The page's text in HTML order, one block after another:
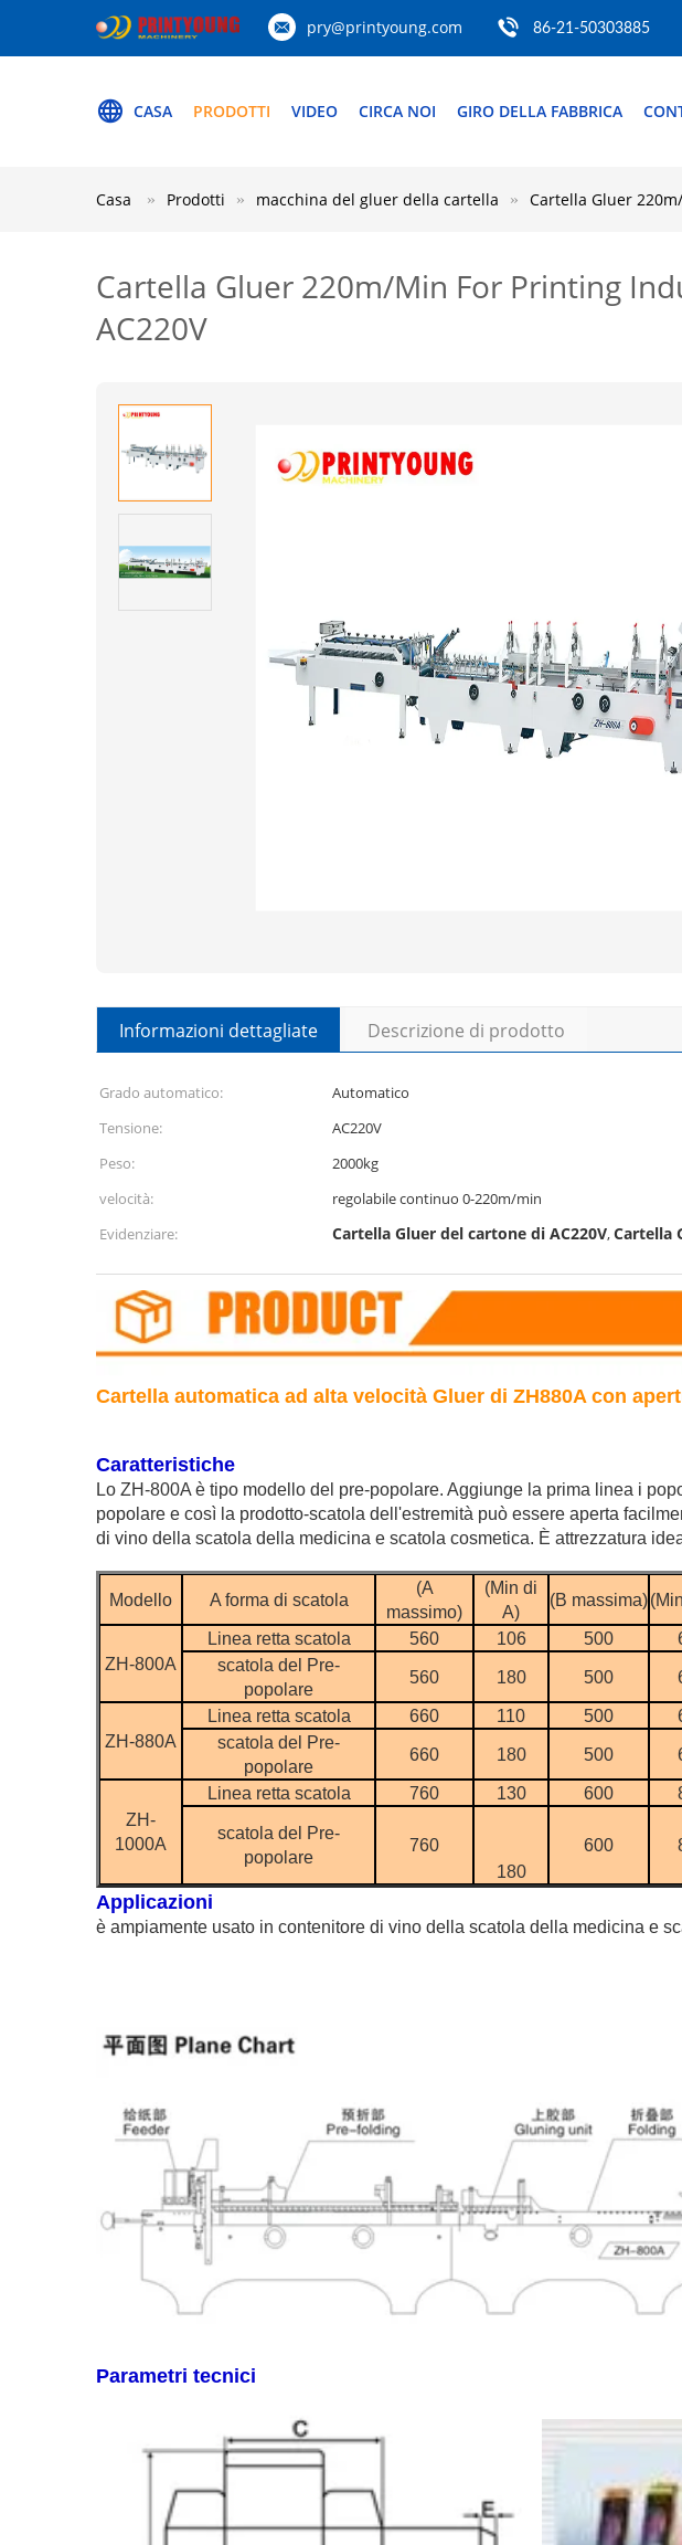
pry@printyoung.com 86-21-50303885
CASA PRODOTTI VIDEO CIRCA NOI GIRO DELLA FABBRICA
Casa Prodotti macchina del gluer della cartella Cartella Gluer
Cartella Gluer 220m/Min For Printing
AC220V
Informazioni dettagliate Descrizione di prodotto
Grado automatico: Automatico
Tensione:
AC220V
Peso:
2000kg
velocità:
regolabile continuo 0-220m/min
Evidenziare:
Cartella Gluer del cartone di AC220V,Cartella
Cartella automatica ad alta velocità Gluer di ZH880A con
Caratteristiche
Lo ZH-800A è tipo modello del pre-popolare. Aggiunge la prima linea i
popolare e così la prodotto-scatola dell'estremità può essere aperta
di vino della scatola della medicina e scatola cosmetica. È attrezzatura
Modello A forma di scatola
(A
massimo)
(Min di
A)
(B massima)
ZH-800A
Linea retta scatola 560 106 500
scatola del Pre-
popolare
560 180 500
ZH-880A
Linea retta scatola 660 110 500
scatola del Pre-
popolare
660 180 500
ZH-
1000A
Linea retta scatola 760 130 600
scatola del Pre-
popolare
760
180
600
Applicazioni
è ampiamente usato in contenitore di vino della scatola della medicina e
Parametri tecnici